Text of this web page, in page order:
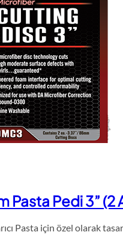
Pasta Pedi 3” (2
Pasta için özel olarak